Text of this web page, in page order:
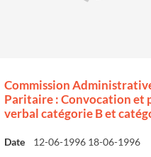
Commission
Paritaire : Convocation et
verbal catégorie B et
Date 12-06-1996 18-06-1996